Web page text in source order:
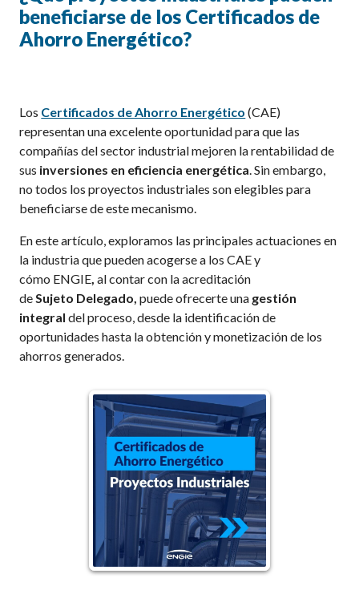
beneficiarse de los Certificados de
Ahorro Energético?
Los Certificados de Ahorro Energético (CAE)
representan una excelente oportunidad para que las
compañías del sector industrial mejoren la rentabilidad de
sus inversiones en eficiencia energética.Sin embargo,
no todos los proyectos industriales son elegibles para
beneficiarse de este mecanismo.
En este artículo, exploramos las principales actuaciones en
la industria que pueden acogerse a los CAE y
cómo ENGIE,al contar con la acreditación
deSujeto Delegado,puede ofrecerte una gestión
integral del proceso, desde la identificación de
oportunidades hasta la obtención y monetización de los
ahorros generados.